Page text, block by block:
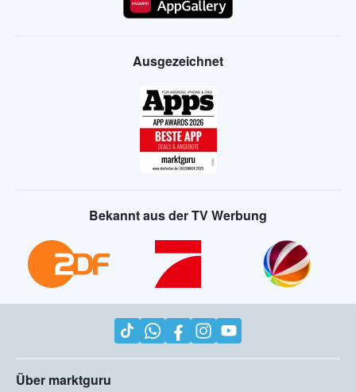
Ausgezeichnet
Bekannt aus der TV Werbung
Über marktguru